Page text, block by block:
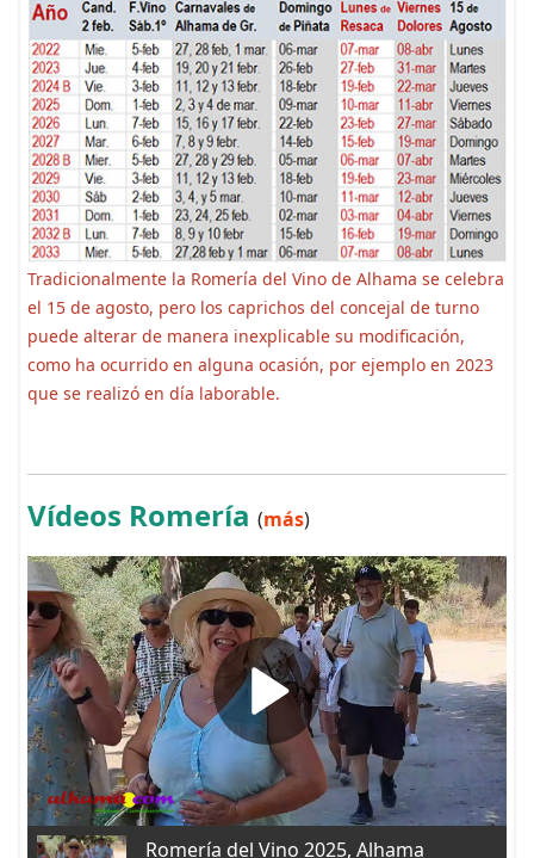
Tradicionalmente la Romería del Vino de Alhama se celebra
el 15 de agosto, pero los caprichos del concejal de turno
puede alterar de manera inexplicable su modificación,
como ha ocurrido en alguna ocasión, por ejemplo en 2023
que se realizó en día laborable.
Vídeos Romería (más)
Romería del Vino 2025, Alhama